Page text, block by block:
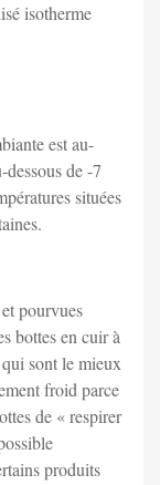
isotherme
est au-
de -7
situées
pourvues
bottes en cuir à
sont le mieux
froid parce
de « respirer
produits